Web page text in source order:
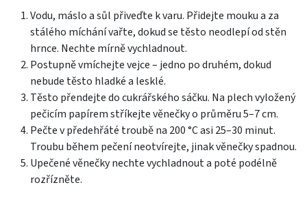
Vodu, máslo a sůl přiveďte k varu. Přidejte mouku a za
stálého míchání vařte, dokud se těsto neodlepí od stěn
hrnce. Nechte mírně vychladnout.
Postupně vmíchejte vejce – jedno po druhém, dokud
nebude těsto hladké a lesklé.
Těsto přendejte do cukrářského sáčku. Na plech vyložený
pečicím papírem stříkejte věnečky o průměru 5–7 cm.
Pečte v předehřáté troubě na 200 °C asi 25–30 minut.
Troubu během pečení neotvírejte, jinak věnečky spadnou.
Upečené věnečky nechte vychladnout a poté podélně
rozřízněte.